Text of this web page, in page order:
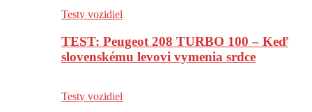
Testy vozidiel
TEST: Peugeot 208 TURBO 100 – Keď
slovenskému levovi vymenia srdce
Testy vozidiel